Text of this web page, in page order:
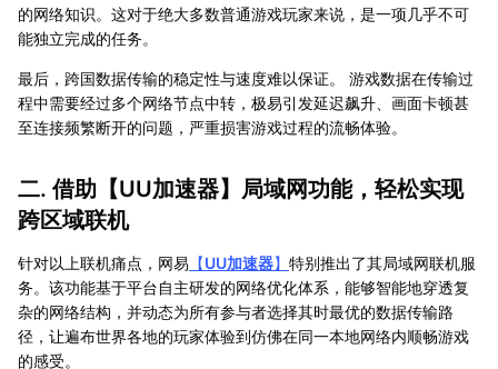
的网络知识。这对于绝大多数普通游戏玩家来说，是一项几乎不可
能独立完成的任务。
最后，跨国数据传输的稳定性与速度难以保证。 游戏数据在传输过
程中需要经过多个网络节点中转，极易引发延迟飙升、画面卡顿甚
至连接频繁断开的问题，严重损害游戏过程的流畅体验。
二. 借助【UU加速器】局域网功能，轻松实现
跨区域联机
针对以上联机痛点，网易 【UU加速器】 特别推出了其局域网联机服
务。该功能基于平台自主研发的网络优化体系，能够智能地穿透复
杂的网络结构，并动态为所有参与者选择其时最优的数据传输路
径，让遍布世界各地的玩家体验到仿佛在同一本地网络内顺畅游戏
的感受。